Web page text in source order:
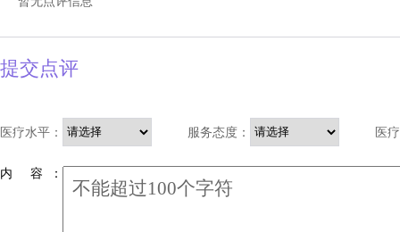
提交点评
医疗水平： 服务态度： 医
内 容 ：